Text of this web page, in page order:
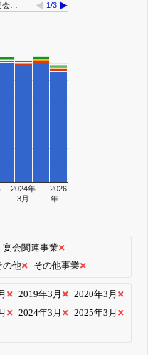
会… 1/3
2024年
3月
2026
年…
宴会関連事業
の他 その他事業
2019年3月
2020年3月
2024年3月
2025年3月